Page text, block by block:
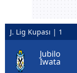
J. Lig Kupası | 1
Jubilo
Iwata